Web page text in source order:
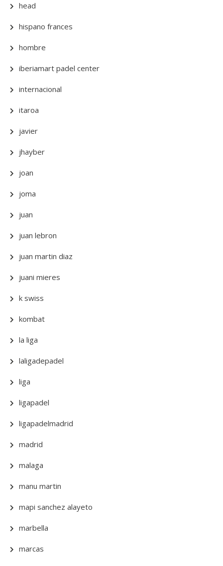
head
hispano frances
hombre
iberiamart padel center
internacional
itaroa
javier
jhayber
joan
joma
juan
juan lebron
juan martin diaz
juani mieres
k swiss
kombat
la liga
laligadepadel
liga
ligapadel
ligapadelmadrid
madrid
malaga
manu martin
mapi sanchez alayeto
marbella
marcas